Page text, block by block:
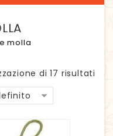
molla
di 17 risultati